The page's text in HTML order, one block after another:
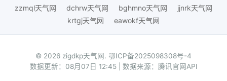
zzmql天气网
dchrw天气网 bghmno天气网
jjnrk天气网
krtgj天气网
eawokf天气网
© 2026 zigdkp天气网. 鄂ICP备2025098308号-4
数据更新：08月07日 12:45 | 数据来源：腾讯官网API